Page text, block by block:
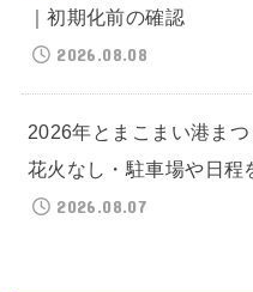
｜初期化前の確認
2026.08.08
2026年とまこまい港ま
花火なし・駐車場や日程
2026.08.07